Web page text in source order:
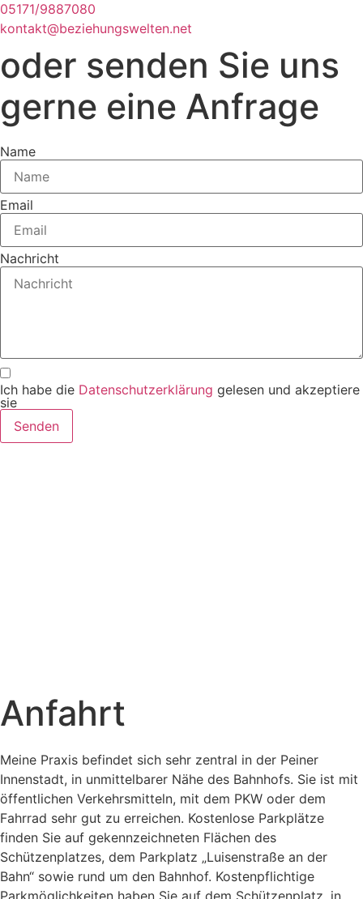
05171/9887080
kontakt@beziehungswelten.net
oder senden Sie uns
gerne eine Anfrage
Name
Email
Nachricht
Ich habe die Datenschutzerklärung gelesen und akzeptiere
sie
Senden
Anfahrt
Meine Praxis befindet sich sehr zentral in der Peiner
Innenstadt, in unmittelbarer Nähe des Bahnhofs. Sie ist mit
öffentlichen Verkehrsmitteln, mit dem PKW oder dem
Fahrrad sehr gut zu erreichen. Kostenlose Parkplätze
finden Sie auf gekennzeichneten Flächen des
Schützenplatzes, dem Parkplatz „Luisenstraße an der
Bahn“ sowie rund um den Bahnhof. Kostenpflichtige
Parkmöglichkeiten haben Sie auf dem Schützenplatz, in